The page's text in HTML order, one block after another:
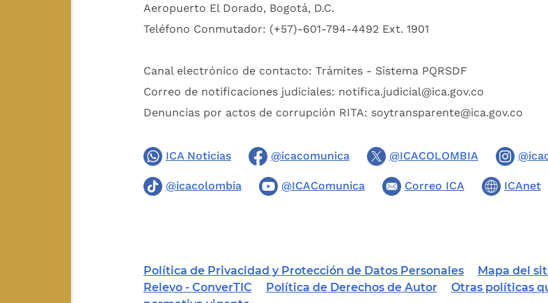
Aeropuerto El Dorado, Bogotá, D.C.
Teléfono Conmutador: (+57)-601-794-4492 Ext. 1901
Canal electrónico de contacto: Trámites - Sistema PQRSDF
Correo de notificaciones judiciales: notifica.judicial@ica.gov.co
Denuncias por actos de corrupción RITA: soytransparente@ica.gov.co
ICA Noticias @icacomunica @ICACOLOMBIA
@icacolombia @ICAComunica Correo ICA ICAnet
Política de Privacidad y Protección de Datos Personales Mapa del
Relevo - ConverTIC
Política de Derechos de Autor
Otras políticas